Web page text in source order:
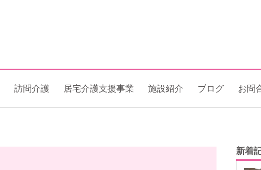
訪問介護 居宅介護支援事業 施設紹介 ブログ お問
新着